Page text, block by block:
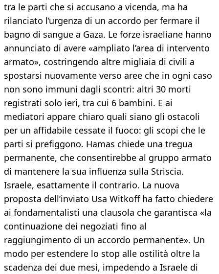
tra le parti che si accusano a vicenda, ma ha
rilanciato l’urgenza di un accordo per fermare il
bagno di sangue a Gaza. Le forze israeliane hanno
annunciato di avere «ampliato l’area di intervento
armato», costringendo altre migliaia di civili a
spostarsi nuovamente verso aree che in ogni caso
non sono immuni dagli scontri: altri 30 morti
registrati solo ieri, tra cui 6 bambini. E ai
mediatori appare chiaro quali siano gli ostacoli
per un affidabile cessate il fuoco: gli scopi che le
parti si prefiggono. Hamas chiede una tregua
permanente, che consentirebbe al gruppo armato
di mantenere la sua influenza sulla Striscia.
Israele, esattamente il contrario. La nuova
proposta dell’inviato Usa Witkoff ha fatto chiedere
ai fondamentalisti una clausola che garantisca «la
continuazione dei negoziati fino al
raggiungimento di un accordo permanente». Un
modo per estendere lo stop alle ostilità oltre la
scadenza dei due mesi, impedendo a Israele di